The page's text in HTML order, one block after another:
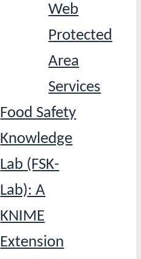
Web
Protected
Area
Services
Food Safety
Knowledge
Lab (FSK-
Lab): A
KNIME
Extension